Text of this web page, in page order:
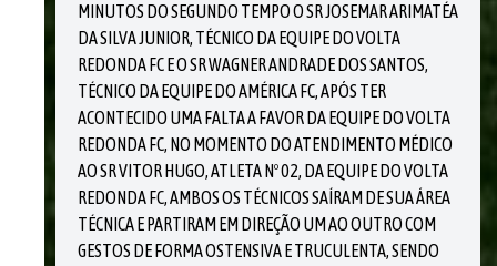
MINUTOS DO SEGUNDO TEMPO O SR JOSEMAR ARIMATÉA
DA SILVA JUNIOR, TÉCNICO DA EQUIPE DO VOLTA
REDONDA FC E O SR WAGNER ANDRADE DOS SANTOS,
TÉCNICO DA EQUIPE DO AMÉRICA FC, APÓS TER
ACONTECIDO UMA FALTA A FAVOR DA EQUIPE DO VOLTA
REDONDA FC, NO MOMENTO DO ATENDIMENTO MÉDICO
AO SR VITOR HUGO, ATLETA Nº 02, DA EQUIPE DO VOLTA
REDONDA FC, AMBOS OS TÉCNICOS SAÍRAM DE SUA ÁREA
TÉCNICA E PARTIRAM EM DIREÇÃO UM AO OUTRO COM
GESTOS DE FORMA OSTENSIVA E TRUCULENTA, SENDO